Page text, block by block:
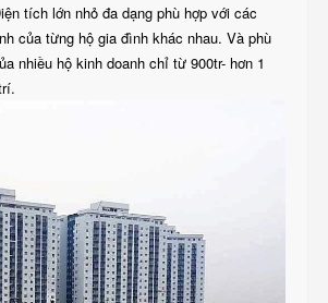
tích lớn nhỏ đa dạng phù hợp với các
của từng hộ gia đình khác nhau. Và phù
nhiều hộ kinh doanh chỉ từ 900tr- hơn 1